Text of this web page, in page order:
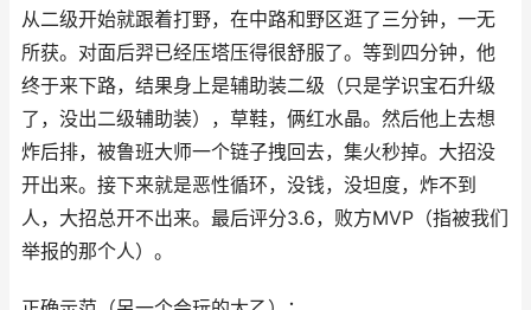
从二级开始就跟着打野，在中路和野区逛了三分钟，一无
所获。对面后羿已经压塔压得很舒服了。等到四分钟，他
终于来下路，结果身上是辅助装二级（只是学识宝石升级
了，没出二级辅助装），草鞋，俩红水晶。然后他上去想
炸后排，被鲁班大师一个链子拽回去，集火秒掉。大招没
开出来。接下来就是恶性循环，没钱，没坦度，炸不到
人，大招总开不出来。最后评分3.6，败方MVP（指被我们
举报的那个人）。